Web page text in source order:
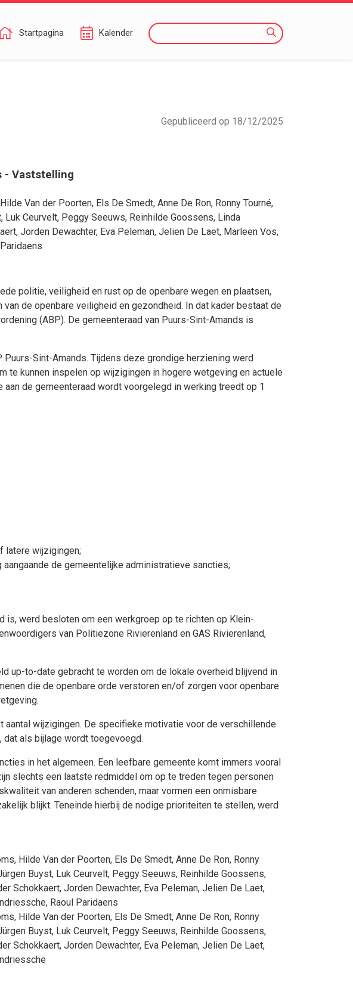
Startpagina Kalender Zoeken
Gepubliceerd op 18/12/2025
- Vaststelling
Hilde Van der Poorten, Els De Smedt, Anne De Ron, Ronny Tourné,
, Luk Ceurvelt, Peggy Seeuws, Reinhilde Goossens, Linda
, Jorden Dewachter, Eva Peleman, Jelien De Laet, Marleen Vos,
politie, veiligheid en rust op de openbare wegen en plaatsen,
de openbare veiligheid en gezondheid. In dat kader bestaat de
(ABP). De gemeenteraad van Puurs-Sint-Amands is
Sint-Amands. Tijdens deze grondige herziening werd
te kunnen inspelen op wijzigingen in hogere wetgeving en actuele
de gemeenteraad wordt voorgelegd in werking treedt op 1
latere wijzigingen;
de gemeentelijke administratieve sancties;
is, werd besloten om een werkgroep op te richten op Klein-
van Politiezone Rivierenland en GAS Rivierenland,
up-to-date gebracht te worden om de lokale overheid blijvend in
die de openbare orde verstoren en/of zorgen voor openbare
aantal wijzigingen. De specifieke motivatie voor de verschillende
dat als bijlage wordt toegevoegd.
in het algemeen. Een leefbare gemeente komt immers vooral
slechts een laatste redmiddel om op te treden tegen personen
van anderen schenden, maar vormen een onmisbare
blijkt. Teneinde hierbij de nodige prioriteiten te stellen, werd
, Hilde Van der Poorten, Els De Smedt, Anne De Ron, Ronny
Buyst, Luk Ceurvelt, Peggy Seeuws, Reinhilde Goossens,
Schokkaert, Jorden Dewachter, Eva Peleman, Jelien De Laet,
, Raoul Paridaens
, Hilde Van der Poorten, Els De Smedt, Anne De Ron, Ronny
Buyst, Luk Ceurvelt, Peggy Seeuws, Reinhilde Goossens,
Schokkaert, Jorden Dewachter, Eva Peleman, Jelien De Laet,